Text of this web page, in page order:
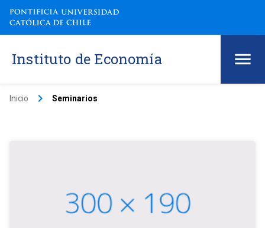
Instituto de Economía
Inicio keyboard_arrow_right Seminarios